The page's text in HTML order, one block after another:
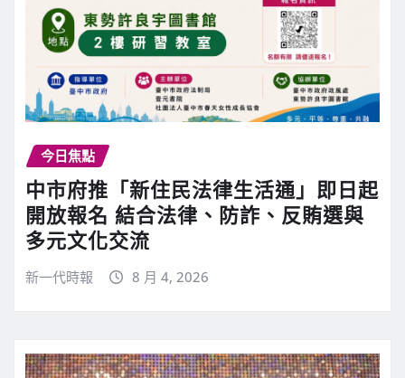
今日焦點
中市府推「新住民法律生活通」即日起
開放報名 結合法律、防詐、反賄選與
多元文化交流
新一代時報 8 月 4, 2026